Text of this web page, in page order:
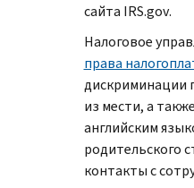
сайта IRS.gov.
Налоговое
права
дискриминации
из мести, а
английским
родительского
контакты с